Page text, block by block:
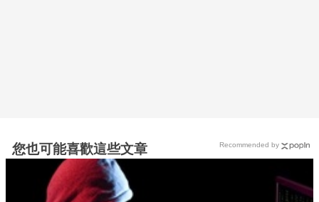
您也可能喜歡這些文章 Recommended by